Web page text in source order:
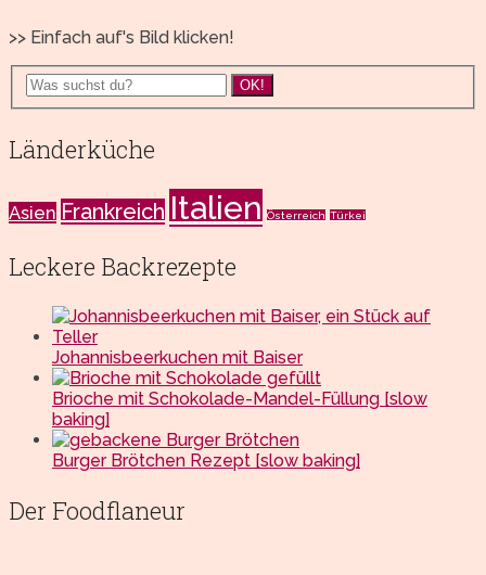
>> Einfach auf's Bild klicken!
OK!
Länderküche
Asien Frankreich Italien Österreich Türkei
Leckere Backrezepte
Johannisbeerkuchen mit Baiser
Brioche mit Schokolade-Mandel-Füllung [slow
baking]
Burger Brötchen Rezept [slow baking]
Der Foodflaneur